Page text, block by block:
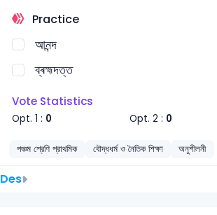
Practice
আনন্দ
ব্ৰহ্মদত্ত
Vote Statistics
Opt. 1 : 0 Opt. 2 : 0
পঞ্চম শ্রেণি প্রাথমিক বৌদ্ধধর্ম ও নৈতিক শিক্ষা অনুশীলনী
Des